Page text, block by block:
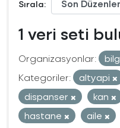
Sırala
1 veri seti
Organizasyonlar:
Kategoriler:
altyapi
dispanser
kan
hastane
aile